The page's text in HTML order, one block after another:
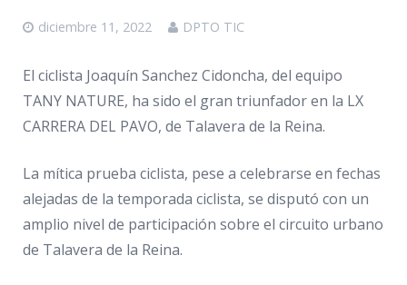
diciembre 11, 2022 DPTO TIC
El ciclista Joaquín Sanchez Cidoncha, del equipo
TANY NATURE, ha sido el gran triunfador en la LX
CARRERA DEL PAVO, de Talavera de la Reina.
La mítica prueba ciclista, pese a celebrarse en fechas
alejadas de la temporada ciclista, se disputó con un
amplio nivel de participación sobre el circuito urbano
de Talavera de la Reina.